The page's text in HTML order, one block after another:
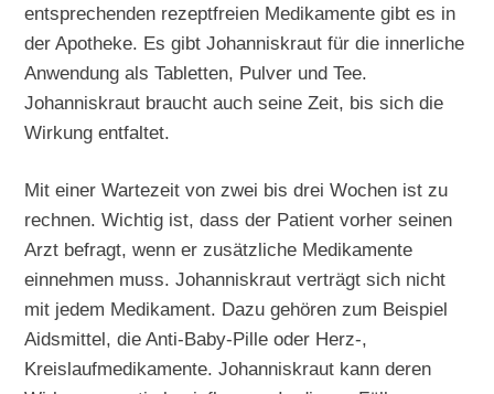
entsprechenden rezeptfreien Medikamente gibt es in
der Apotheke. Es gibt Johanniskraut für die innerliche
Anwendung als Tabletten, Pulver und Tee.
Johanniskraut braucht auch seine Zeit, bis sich die
Wirkung entfaltet.
Mit einer Wartezeit von zwei bis drei Wochen ist zu
rechnen. Wichtig ist, dass der Patient vorher seinen
Arzt befragt, wenn er zusätzliche Medikamente
einnehmen muss. Johanniskraut verträgt sich nicht
mit jedem Medikament. Dazu gehören zum Beispiel
Aidsmittel, die Anti-Baby-Pille oder Herz-,
Kreislaufmedikamente. Johanniskraut kann deren